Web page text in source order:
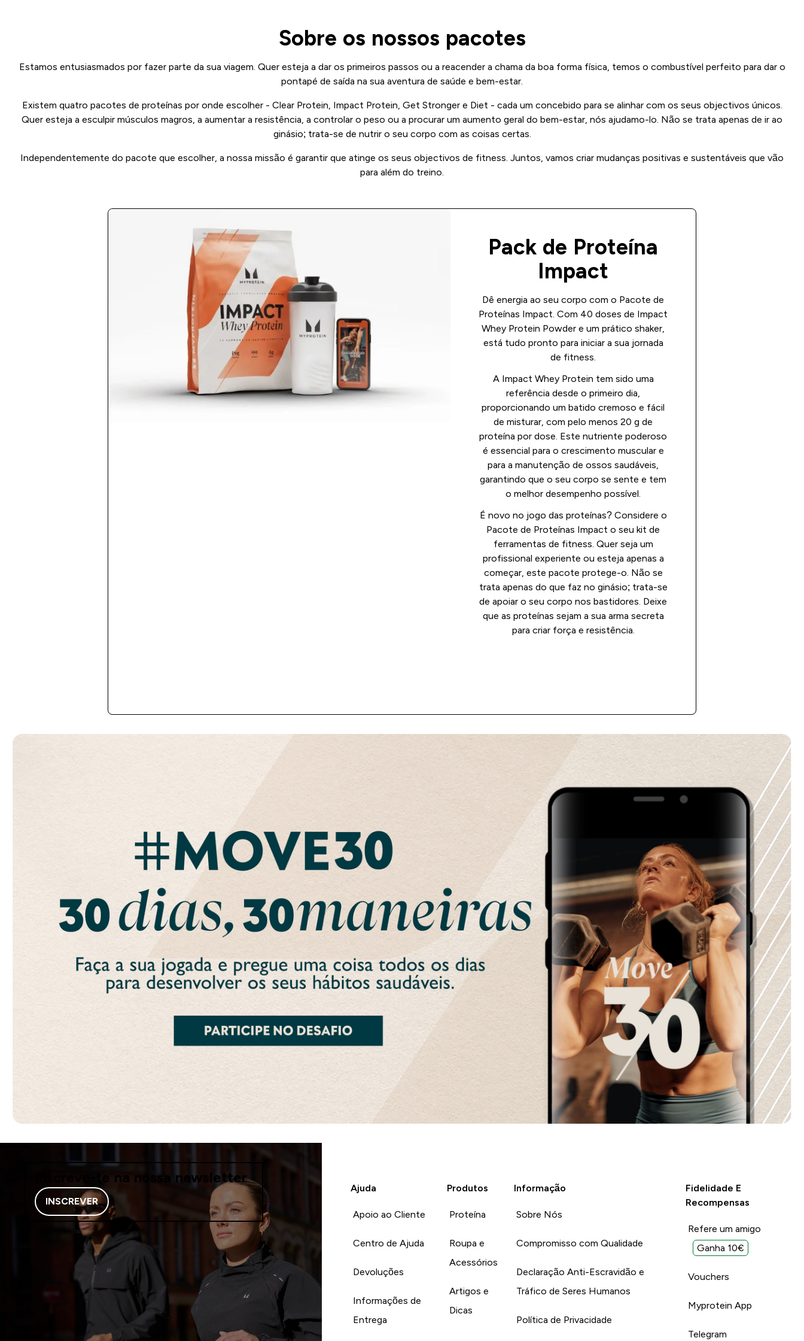
Sobre os nossos pacotes
Estamos entusiasmados por fazer parte da sua viagem. Quer esteja a dar os primeiros passos ou a reacender a chama da boa forma física, temos o combustível perfeito para dar o
pontapé de saída na sua aventura de saúde e bem-estar.
Existem quatro pacotes de proteínas por onde escolher - Clear Protein, Impact Protein, Get Stronger e Diet - cada um concebido para se alinhar com os seus objectivos únicos.
Quer esteja a esculpir músculos magros, a aumentar a resistência, a controlar o peso ou a procurar um aumento geral do bem-estar, nós ajudamo-lo. Não se trata apenas de ir ao
ginásio; trata-se de nutrir o seu corpo com as coisas certas.
Independentemente do pacote que escolher, a nossa missão é garantir que atinge os seus objectivos de fitness. Juntos, vamos criar mudanças positivas e sustentáveis que vão
para além do treino.
Pack de Proteína
Impact
Dê energia ao seu corpo com o Pacote de
Proteínas Impact. Com 40 doses de Impact
Whey Protein Powder e um prático shaker,
está tudo pronto para iniciar a sua jornada
de fitness.
A Impact Whey Protein tem sido uma
referência desde o primeiro dia,
proporcionando um batido cremoso e fácil
de misturar, com pelo menos 20 g de
proteína por dose. Este nutriente poderoso
é essencial para o crescimento muscular e
para a manutenção de ossos saudáveis,
garantindo que o seu corpo se sente e tem
o melhor desempenho possível.
É novo no jogo das proteínas? Considere o
Pacote de Proteínas Impact o seu kit de
ferramentas de fitness. Quer seja um
profissional experiente ou esteja apenas a
começar, este pacote protege-o. Não se
trata apenas do que faz no ginásio; trata-se
de apoiar o seu corpo nos bastidores. Deixe
que as proteínas sejam a sua arma secreta
para criar força e resistência.
Inscreve-te na nossa newsletter
INSCREVER
Ajuda
Apoio ao Cliente
Centro de Ajuda
Devoluções
Informações de
Entrega
Produtos
Proteína
Roupa e
Acessórios
Artigos e
Dicas
Informação
Sobre Nós
Compromisso com Qualidade
Declaração Anti-Escravidão e
Tráfico de Seres Humanos
Política de Privacidade
Fidelidade E
Recompensas
Refere um amigo
Ganha 10€
Vouchers
Myprotein App
Telegram